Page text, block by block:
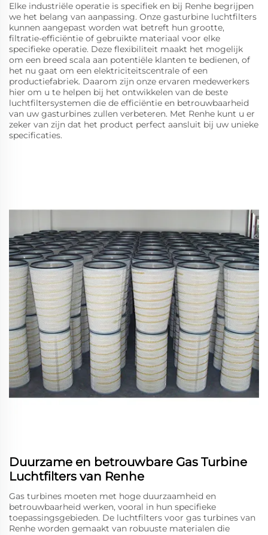
Elke industriële operatie is specifiek en bij Renhe begrijpen
we het belang van aanpassing. Onze gasturbine luchtfilters
kunnen aangepast worden wat betreft hun grootte,
filtratie-efficiëntie of gebruikte materiaal voor elke
specifieke operatie. Deze flexibiliteit maakt het mogelijk
om een breed scala aan potentiële klanten te bedienen, of
het nu gaat om een elektriciteitscentrale of een
productiefabriek. Daarom zijn onze ervaren medewerkers
hier om u te helpen bij het ontwikkelen van de beste
luchtfiltersystemen die de efficiëntie en betrouwbaarheid
van uw gasturbines zullen verbeteren. Met Renhe kunt u er
zeker van zijn dat het product perfect aansluit bij uw unieke
specificaties.
Duurzame en betrouwbare Gas Turbine
Luchtfilters van Renhe
Gas turbines moeten met hoge duurzaamheid en
betrouwbaarheid werken, vooral in hun specifieke
toepassingsgebieden. De luchtfilters voor gas turbines van
Renhe worden gemaakt van robuuste materialen die